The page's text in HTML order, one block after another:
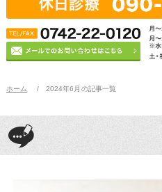
ホーム 2024年6月の記事一覧